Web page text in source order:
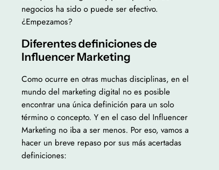
negocios ha sido o puede ser efectivo.
¿Empezamos?
Diferentes definiciones de
Influencer Marketing
Como ocurre en otras muchas disciplinas, en el
mundo del marketing digital no es posible
encontrar una única definición para un solo
término o concepto. Y en el caso del Influencer
Marketing no iba a ser menos. Por eso, vamos a
hacer un breve repaso por sus más acertadas
definiciones: